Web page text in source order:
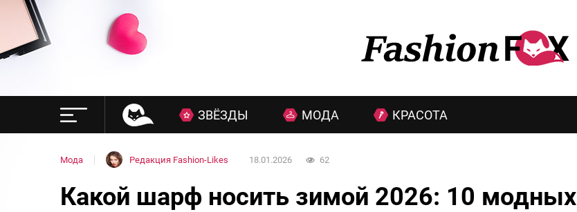
ЗВЁЗДЫ МОДА КРАСОТА
Мода Редакция Fashion-Likes 18.01.2026 62
Какой шарф носить зимой 2026: 10 модных